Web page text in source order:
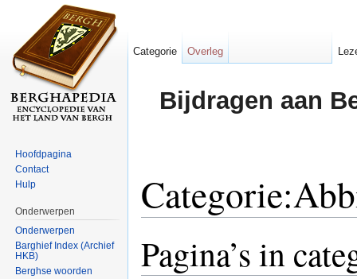
Bijdragen aan
Pagina’s in
Categorie Overleg
Hoofdpagina
Contact
Hulp
Onderwerpen
Onderwerpen
Barghief Index (Archief
HKB)
Berghse woorden